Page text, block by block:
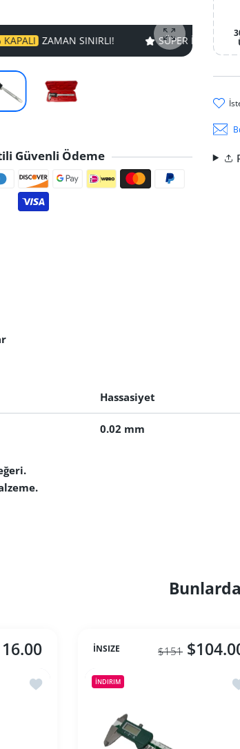
fotoğrafı büyüt
SINIRLI! SÜPER INDIRIM 14% KAPALI
Güvenli Ödeme
Ödeme yöntemleri
Hassasiyet
0.02 mm
İstek listesine ekle Dijital Kumpas 100 mm
İNSIZE $151
İNDIRIM